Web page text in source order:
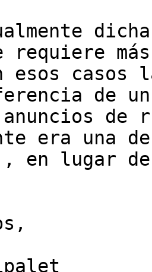
requiere
casos
de
de
era una
en lugar